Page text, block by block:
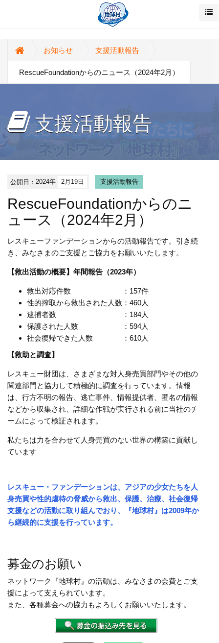
お知らせ 支援活動報告
RescueFoundationからのニュース（2024年2月）
支援活動報告
公開日：2024年 2月19日 支援活動報告
RescueFoundationからのニ
ュース（2024年2月）
レスキューファンデーションからの活動報告です。引き続
き、みなさまのご支援とご協力をお願いいたします。
【救出活動の概要】年間報告（2023年）
救出対応件数 ：157件
性的搾取から救出された人数：460人
逮捕者数 ：184人
保護された人数 ：594人
社会復帰できた人数 ：610人
【救助と調査】
レスキュー財団は、さまざまな対人身売買部門やその他の
関連部門と協力して積極的に調査を行っています。情報
は、行方不明の報告、逃亡事件、情報提供者、匿名の情報
などから収集され、詳細な作戦が実行される前に当社のチ
ームによって検証されます。
私たちは力を合わせて人身売買のない世界の構築に貢献し
ています
レスキュー・ファンデーションは、アジアの少女たちを人
身売買や性的虐待の脅威から救出、保護、治療、社会復帰
支援などの活動に取り組んでおり、『地球村』は2009年か
ら継続的に支援を行っています。
募金のお願い
ネットワーク『地球村』の活動は、みなさまの会費とご支
援によって支えられています。
また、各種募金への協力もよろしくお願いいたします。